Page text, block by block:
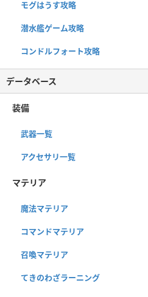
モグはうす攻略
潜水艦ゲーム攻略
コンドルフォート攻略
データベース
装備
武器一覧
アクセサリ一覧
マテリア
魔法マテリア
コマンドマテリア
召喚マテリア
てきのわざラーニング